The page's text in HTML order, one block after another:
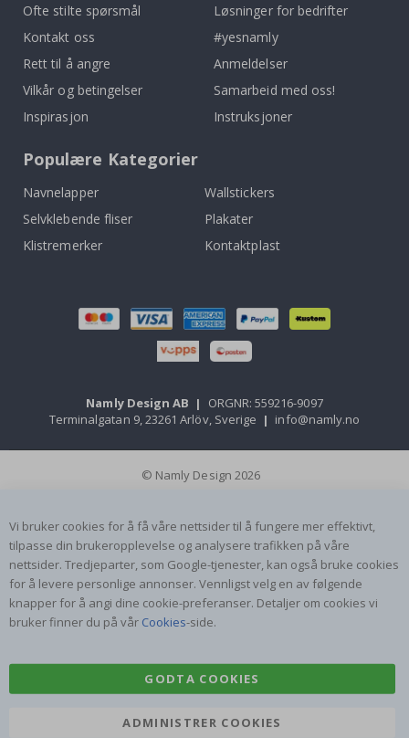
Ofte stilte spørsmål
Kontakt oss
Rett til å angre
Vilkår og betingelser
Inspirasjon
Løsninger for bedrifter
#yesnamly
Anmeldelser
Samarbeid med oss!
Instruksjoner
Populære Kategorier
Navnelapper
Wallstickers
Selvklebende fliser
Plakater
Klistremerker
Kontaktplast
Namly Design AB |
ORGNR: 559216-9097
Terminalgatan 9, 23261 Arlöv, Sverige | info@namly.no
© Namly Design 2026
Vi bruker cookies for å få våre nettsider til å fungere mer effektivt,
tilpasse din brukeropplevelse og analysere trafikken på våre
nettsider. Tredjeparter, som Google-tjenester, kan også bruke cookies
for å levere personlige annonser. Vennligst velg en av følgende
knapper for å angi dine cookie-preferanser. Detaljer om cookies vi
bruker finner du på vår Cookies-side.
GODTA COOKIES
ADMINISTRER COOKIES